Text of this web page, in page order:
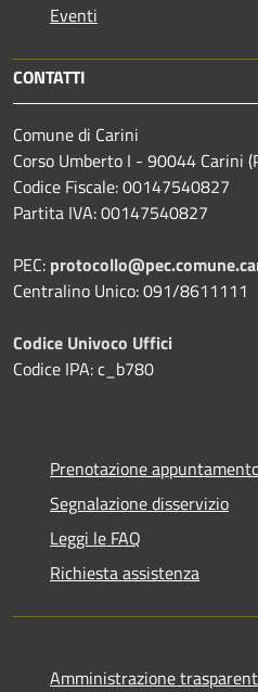
Eventi
CONTATTI
Comune di Carini
Corso Umberto I - 90044 Carini
Codice Fiscale: 00147540827
Partita IVA: 00147540827
PEC:
Centralino Unico: 091/8611111
Codice Univoco Uffici
Codice IPA: c_b780
Prenotazione
Segnalazione disservizio
Leggi le FAQ
Richiesta assistenza
Amministrazione